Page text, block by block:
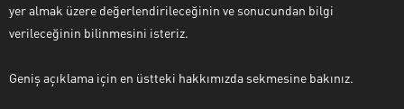
yer almak üzere değerlendirileceğinin ve sonucundan bilgi
verileceğinin bilinmesini isteriz.
Geniş açıklama için en üstteki hakkımızda sekmesine bakınız.